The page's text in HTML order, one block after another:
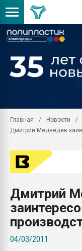
Главная
Новости
Дмитрий Медведев
Дмитрий
04/03/2011